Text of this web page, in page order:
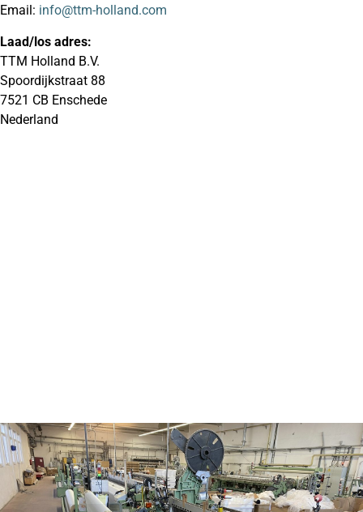
Email: info@ttm-holland.com
Laad/los adres:
TTM Holland B.V.
Spoordijkstraat 88
7521 CB Enschede
Nederland